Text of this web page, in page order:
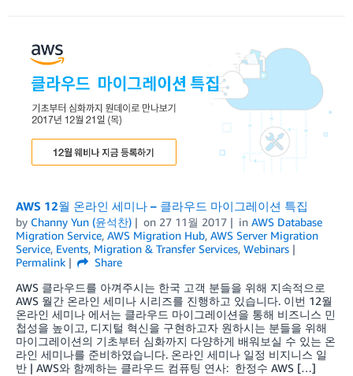
AWS 12월 온라인 세미나 – 클라우드 마이그레이션 특집
by Channy Yun (윤석찬) on 27 11월 2017 in AWS Database
Migration Service, AWS Migration Hub, AWS Server Migration
Service, Events, Migration & Transfer Services, Webinars
Permalink
Share
AWS 클라우드를 아껴주시는 한국 고객 분들을 위해 지속적으로
AWS 월간 온라인 세미나 시리즈를 진행하고 있습니다. 이번 12월
온라인 세미나 에서는 클라우드 마이그레이션을 통해 비즈니스 민
첩성을 높이고, 디지털 혁신을 구현하고자 원하시는 분들을 위해
마이그레이션의 기초부터 심화까지 다양하게 배워보실 수 있는 온
라인 세미나를 준비하였습니다. 온라인 세미나 일정 비지니스 일
반 | AWS와 함께하는 클라우드 컴퓨팅 연사: 한정수 AWS […]